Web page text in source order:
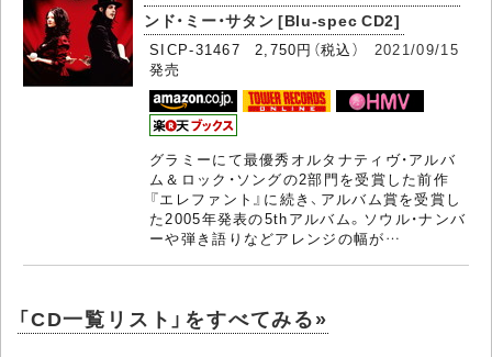
ンド・ミー・サタン [Blu-spec CD2]
SICP-31467 2,750円（税込） 2021/09/15
発売
グラミーにて最優秀オルタナティヴ・アルバ
ム＆ロック・ソングの2部門を受賞した前作
『エレファント』に続き、アルバム賞を受賞し
た2005年発表の5thアルバム。ソウル・ナンバ
ーや弾き語りなどアレンジの幅が…
「CD一覧リスト」をすべてみる»